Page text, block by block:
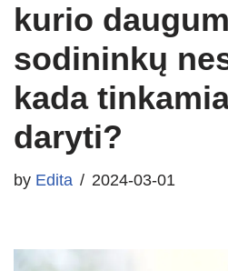
kurio
sodininkų
kada
daryti?
by Edita 2024-03-01